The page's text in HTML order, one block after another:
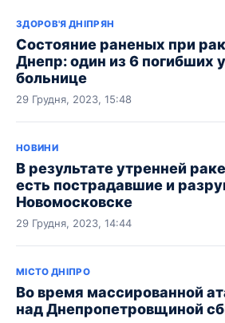
ЗДОРОВ'Я ДНІПРЯН
Состояние раненых при
Днепр: один из 6 погибших
больнице
29 Грудня, 2023, 15:48
НОВИНИ
В результате утренней
есть пострадавшие и
Новомосковске
29 Грудня, 2023, 14:44
МІСТО ДНІПРО
Во время массированной
над Днепропетровщиной